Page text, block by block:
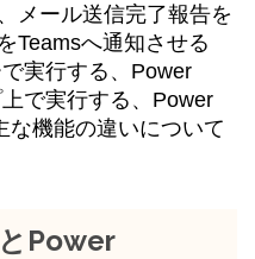
メール送信完了報告を
Teamsへ通知させる
実行する、Power
で実行する、Power
な機能の違いについて
Power